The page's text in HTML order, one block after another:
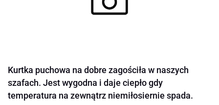
Kurtka puchowa na dobre zagościła w naszych
szafach. Jest wygodna i daje ciepło gdy
temperatura na zewnątrz niemiłosiernie spada.